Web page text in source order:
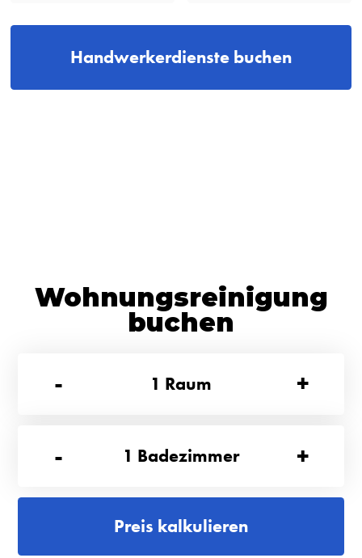
Handwerkerdienste buchen
Wohnungsreinigung
buchen
-
1 Raum +
- 1 Badezimmer +
Preis kalkulieren